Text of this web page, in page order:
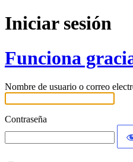
Iniciar sesión
Funciona
Nombre de usuario o correo
Contraseña